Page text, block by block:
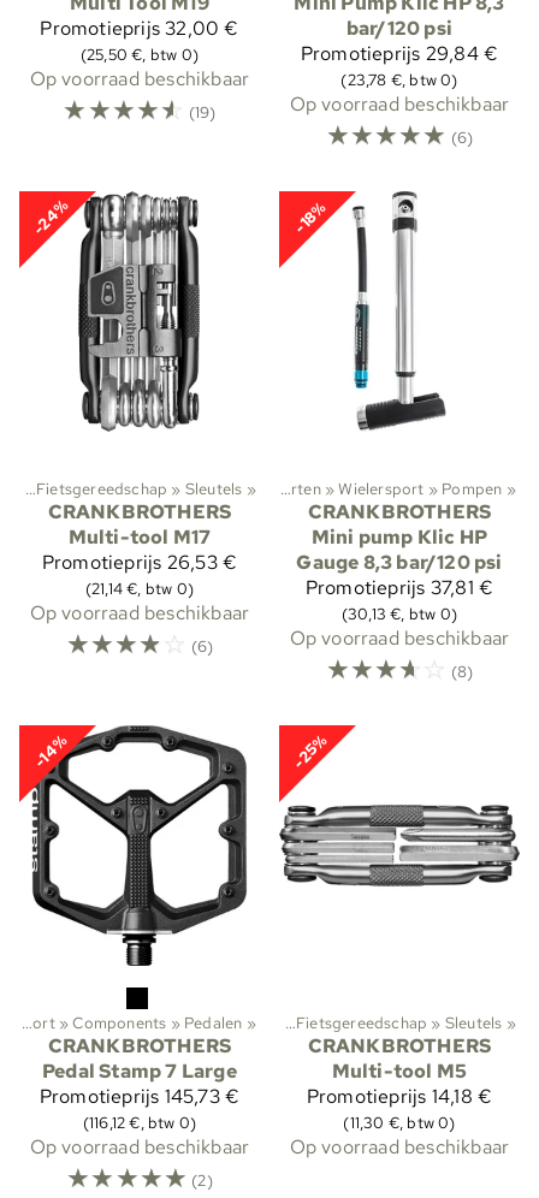
Promotieprijs32,00 €
(25,50 €, btw 0)
Op voorraad beschikbaar
☆☆☆☆☆ (19)
bar/120 psi
Promotieprijs 29,84 €
(23,78 €, btw 0)
Op voorraad beschikbaar
☆☆☆☆☆ (6)
-24%
‪» Fietsgereedschap ‪» Sleutels ‪»
CRANKBROTHERS
Multi-tool M17
Promotieprijs 26,53 €
(21,14 €, btw 0)
Op voorraad beschikbaar
☆☆☆☆☆ (6)
-18%
Sporten ‪»Wielersport ‪» Pompen ‪»
CRANKBROTHERS
Mini pump Klic HP
Gauge 8,3 bar/120 psi
Promotieprijs 37,81 €
(30,13 €, btw 0)
Op voorraad beschikbaar
☆☆☆☆ ☆ (8)
-14%
Wielersport ‪»Components ‪» Pedalen ‪»
CRANKBROTHERS
Pedal Stamp 7 Large
Promotieprijs 145,73 €
(116,12 €, btw 0)
Op voorraad beschikbaar
☆☆☆☆☆ (2)
-25%
‪» Gereedschappen & verzorging ‪» Fietsgereedschap ‪» Sleutels ‪»
CRANKBROTHERS
Multi-tool M5
Promotieprijs 14,18 €
(11,30 €, btw 0)
Op voorraad beschikbaar